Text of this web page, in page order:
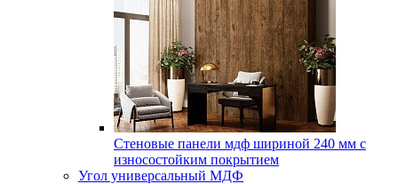
Стеновые панели мдф шириной 240 мм с
износостойким покрытием
Угол универсальный МДФ